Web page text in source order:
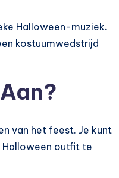
Halloween-muziek.
kostuumwedstrijd
van het feest. Je kunt
Halloween outfit te